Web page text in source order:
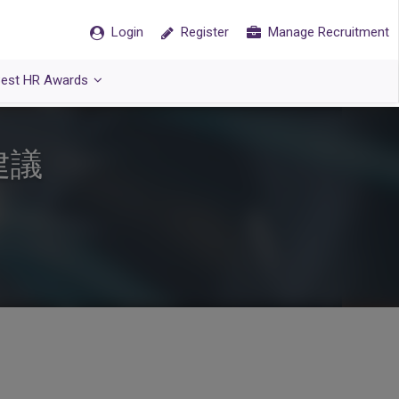
Login Register Manage Recruitment
HR Awards
議